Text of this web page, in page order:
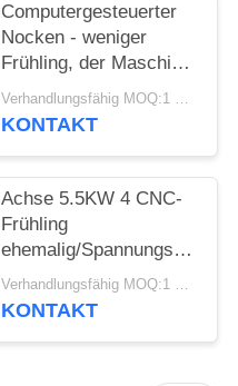
Computergesteuerter
Nocken - weniger
Frühling, der Maschine
mit Draht-Dreh-12
Äxten bildet
Verhandlungsfähig MOQ:1 Satz
KONTAKT
Achse 5.5KW 4 CNC-
Frühling
ehemalig/Spannungs-
Drehungs-Frühling, der
Maschine herstellt
Verhandlungsfähig MOQ:1 Satz
KONTAKT